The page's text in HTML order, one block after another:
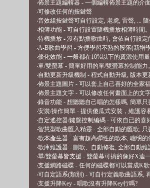
‧佈景主題編輯器 - 一個編輯佈景主題的介
‧可修改任何的按鍵聲
‧音效組按鍵聲可自行設定, 老虎, 雷聲, ...
‧相簿功能 - 可自行設置隨機播放相簿時間。
‧待機播放 - 沒有點播歌曲時, 會依自行設
‧A-B歌曲學習 - 方便學習不熟的段落(新增
‧優化效能 - 一般都在10%以下的資源使用量
‧單/雙螢幕 - 簡單好用的單/雙螢幕控制能力。
‧自動更新升級機制 - 程式自動升級, 版本
‧佈景主題圖片 - 可以套上自己喜好的全家
‧佈景主題文字 - 可以修改任何畫面上的文
‧錄音功能 - 想聽聽自己唱的怎樣嗎, 簡單
‧安裝/操作簡單 - 提供傻瓜式安裝，維護容
‧自定遙控器/鍵盤控制編碼 - 可依自已的喜
‧智慧型歌曲匯入精靈 - 全部自動的匯歌,
‧歌本產生器 - 富有超高彈性的歌本, 聰明
‧歌庫維護器 - 刪歌、自動修復, 全部自動維
‧單/雙螢幕皆支援 - 雙螢幕可搞的像好X迪
‧支援網路磁碟 - 任何的磁碟都可以當成K
‧可自定語系(類別) - 可自行定義歌曲語系,
‧支援升降Key - 唱歌沒有升降Key行嗎?